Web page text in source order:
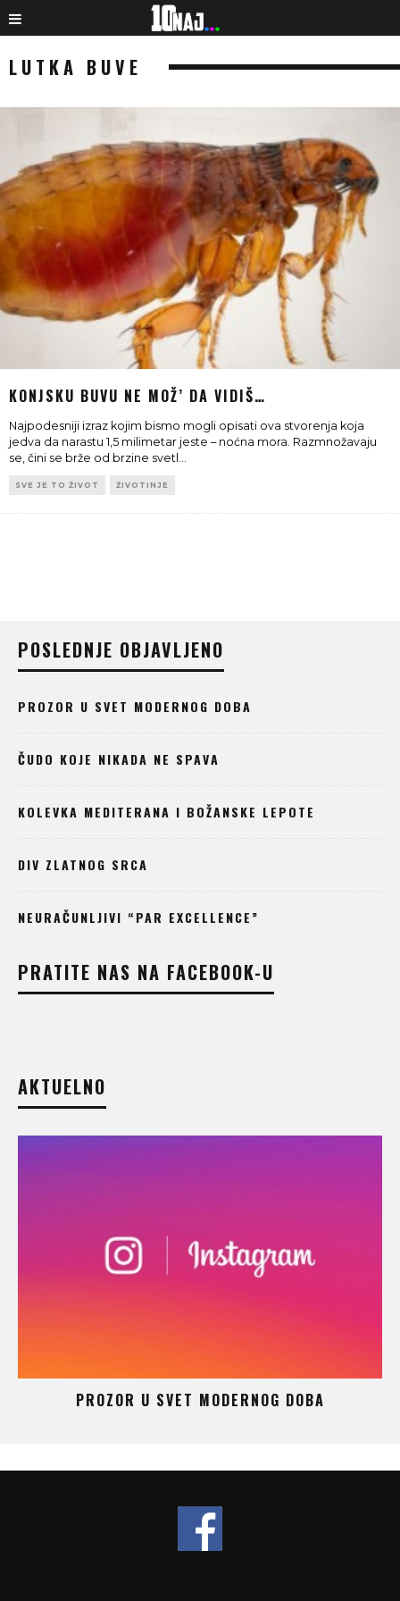
LUTKA BUVE
KONJSKU BUVU NE MOŽ’ DA VIDIŠ…
Najpodesniji izraz kojim bismo mogli opisati ova stvorenja koja
jedva da narastu 1,5 milimetar jeste – noćna mora. Razmnožavaju
se, čini se brže od brzine svetl
SVE JE TO ŽIVOT ŽIVOTINJE
POSLEDNJE OBJAVLJENO
PROZOR U SVET MODERNOG DOBA
ČUDO KOJE NIKADA NE SPAVA
KOLEVKA MEDITERANA I BOŽANSKE LEPOTE
DIV ZLATNOG SRCA
NEURAČUNLJIVI “PAR EXCELLENCE”
PRATITE NAS NA FACEBOOK-U
AKTUELNO
PROZOR U SVET MODERNOG DOBA